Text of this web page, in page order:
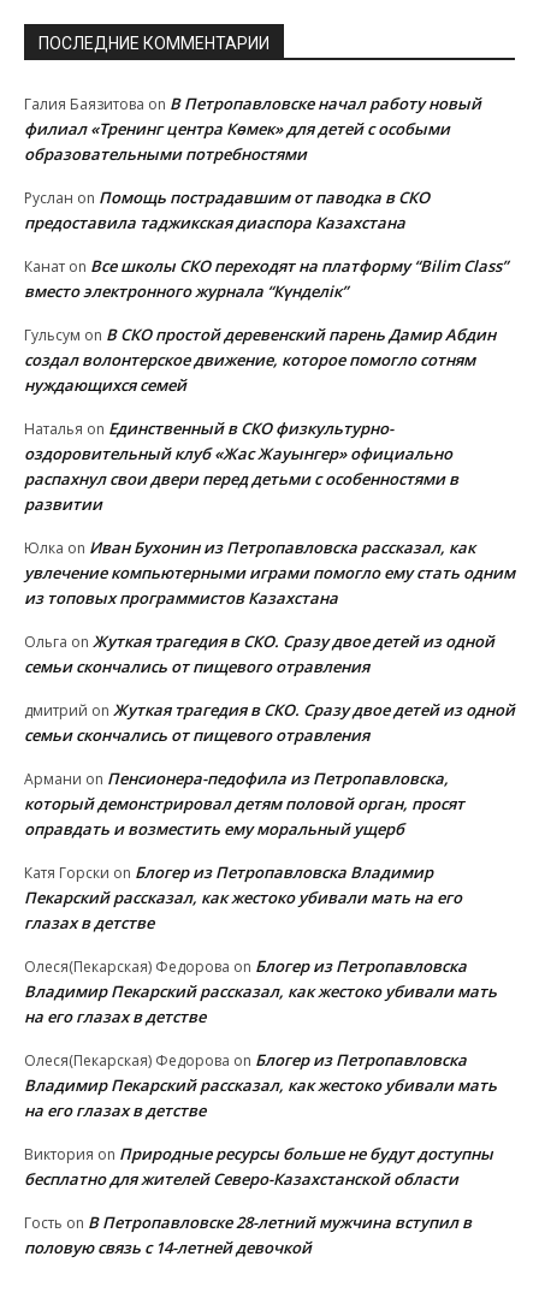
ПОСЛЕДНИЕ КОММЕНТАРИИ
Галия Баязитова on В Петропавловске начал работу новый
филиал «Тренинг центра Көмек» для детей с особыми
образовательными потребностями
Руслан on Помощь пострадавшим от паводка в СКО
предоставила таджикская диаспора Казахстана
Канат on Все школы СКО переходят на платформу “Bilim Class”
вместо электронного журнала “Күнделік”
Гульсум on В СКО простой деревенский парень Дамир Абдин
создал волонтерское движение, которое помогло сотням
нуждающихся семей
Наталья on Единственный в СКО физкультурно-
оздоровительный клуб «Жас Жауынгер» официально
распахнул свои двери перед детьми с особенностями в
развитии
Юлка on Иван Бухонин из Петропавловска рассказал, как
увлечение компьютерными играми помогло ему стать одним
из топовых программистов Казахстана
Ольга on Жуткая трагедия в СКО. Сразу двое детей из одной
семьи скончались от пищевого отравления
дмитрий on Жуткая трагедия в СКО. Сразу двое детей из одной
семьи скончались от пищевого отравления
Армани on Пенсионера-педофила из Петропавловска,
который демонстрировал детям половой орган, просят
оправдать и возместить ему моральный ущерб
Катя Горски on Блогер из Петропавловска Владимир
Пекарский рассказал, как жестоко убивали мать на его
глазах в детстве
Олеся(Пекарская) Федорова on Блогер из Петропавловска
Владимир Пекарский рассказал, как жестоко убивали мать
на его глазах в детстве
Олеся(Пекарская) Федорова on Блогер из Петропавловска
Владимир Пекарский рассказал, как жестоко убивали мать
на его глазах в детстве
Виктория on Природные ресурсы больше не будут доступны
бесплатно для жителей Северо-Казахстанской области
Гость on В Петропавловске 28-летний мужчина вступил в
половую связь с 14-летней девочкой